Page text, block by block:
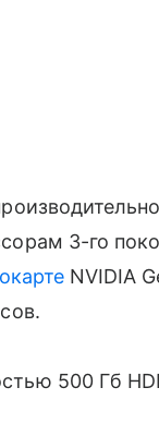
3-го
NVIDIA
500 Гб